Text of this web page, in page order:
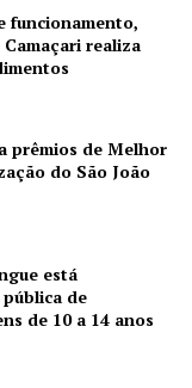
funcionamento,
realiza
prêmios de Melhor
do São João
está
de
de 10 a 14 anos